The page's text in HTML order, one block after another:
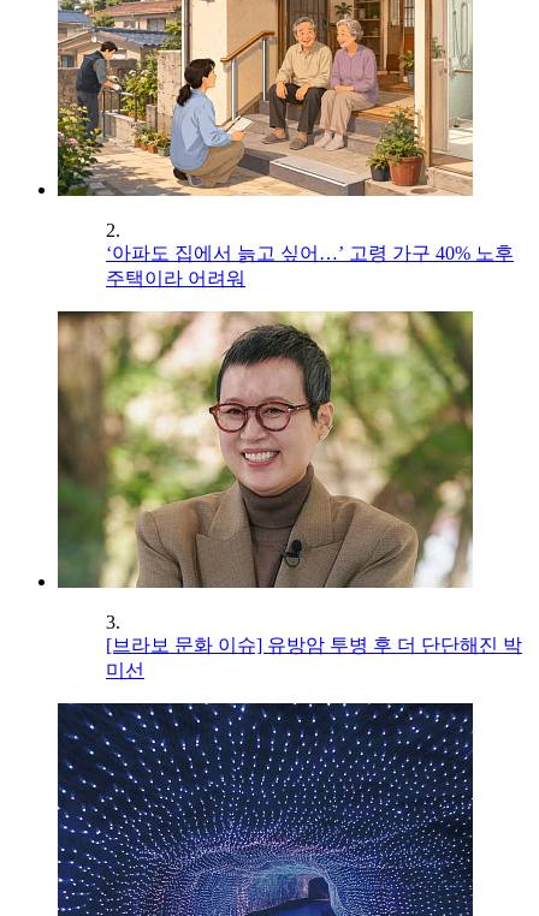
2.
‘아파도 집에서 늙고 싶어…’ 고령 가구 40% 노후
주택이라 어려워
3.
[브라보 문화 이슈] 유방암 투병 후 더 단단해진 박
미선